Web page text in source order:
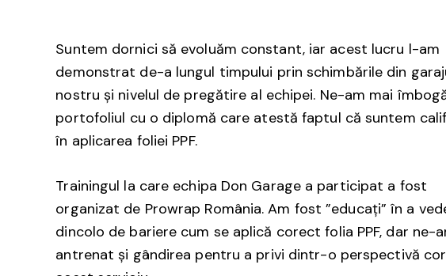
Suntem dornici să evoluăm constant, iar acest lucru l-am
demonstrat de-a lungul timpului prin schimbările din
nostru și nivelul de pregătire al echipei. Ne-am mai
portofoliul cu o diplomă care atestă faptul că suntem
în aplicarea foliei PPF.
Trainingul la care echipa Don Garage a participat a fost
organizat de Prowrap România. Am fost ”educați” în a
dincolo de bariere cum se aplică corect folia PPF, dar ne-
antrenat și gândirea pentru a privi dintr-o perspectivă